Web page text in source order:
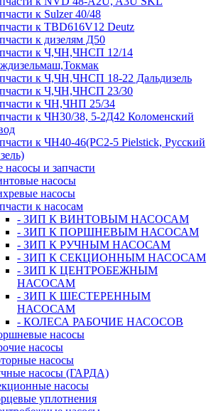
к Sulzer 40/48
к TBD616V12 Deutz
к дизелям Д50
к Ч,ЧН,ЧНСП 12/14
к Ч,ЧН,ЧНСП 18-22 Дальдизель
к Ч,ЧН,ЧНСП 23/30
к ЧН,ЧНП 25/34
к ЧН30/38, 5-2Д42 Коломенский
к ЧН40-46(PC2-5 Pielstick, Русский
насосы и запчасти
насосы
насосы
к насосам
- ЗИП К ВИНТОВЫМ НАСОСАМ
- ЗИП К ПОРШНЕВЫМ НАСОСАМ
- ЗИП К РУЧНЫМ НАСОСАМ
- ЗИП К СЕКЦИОННЫМ НАСОСАМ
- ЗИП К ЦЕНТРОБЕЖНЫМ
НАСОСАМ
- ЗИП К ШЕСТЕРЕННЫМ
НАСОСАМ
- КОЛЕСА РАБОЧИЕ НАСОСОВ
насосы
насосы
насосы
насосы (ГАРДА)
насосы
уплотнения